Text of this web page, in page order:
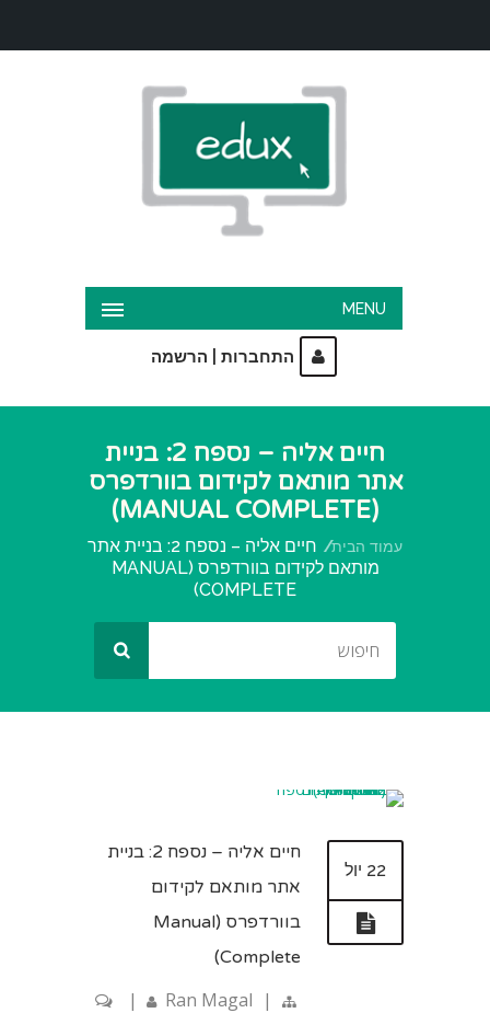
MENU
התחברות הרשמה
חיים אליה – נספח 2: בניית
אתר מותאם לקידום בוורדפרס
(MANUAL COMPLETE)
עמוד הבית
חיים אליה – נספח 2: בניית אתר
מותאם לקידום בוורדפרס (MANUAL
COMPLETE)
22 יול
חיים אליה – נספח 2: בניית
אתר מותאם לקידום
בוורדפרס (Manual
Complete)
Ran Magal |
|